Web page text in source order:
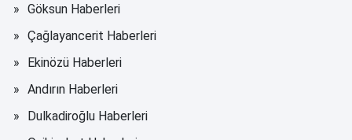
Göksun Haberleri
Çağlayancerit Haberleri
Ekinözü Haberleri
Andırın Haberleri
Dulkadiroğlu Haberleri